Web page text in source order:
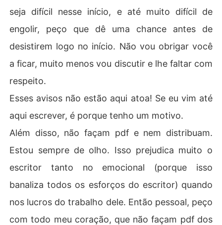
seja difícil nesse início, e até muito difícil de
engolir, peço que dê uma chance antes de
desistirem logo no início. Não vou obrigar você
a ficar, muito menos vou discutir e lhe faltar com
respeito.
Esses avisos não estão aqui atoa! Se eu vim até
aqui escrever, é porque tenho um motivo.
Além disso, não façam pdf e nem distribuam.
Estou sempre de olho. Isso prejudica muito o
escritor tanto no emocional (porque isso
banaliza todos os esforços do escritor) quando
nos lucros do trabalho dele. Então pessoal, peço
com todo meu coração, que não façam pdf dos